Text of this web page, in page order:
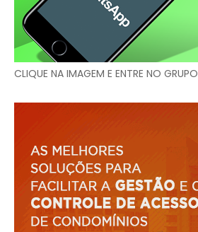
CLIQUE NA IMAGEM E ENTRE NO GRUPO